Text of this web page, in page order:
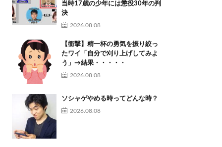
当時17歳の少年には懲役30年の判
決
2026.08.08
【衝撃】精一杯の勇気を振り絞っ
たワイ「自分で刈り上げしてみよ
う」→結果・・・・・
2026.08.08
ソシャゲやめる時ってどんな時？
2026.08.08